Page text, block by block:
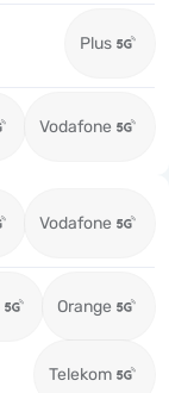
Plus
Vodafone
Vodafone
Orange
Telekom